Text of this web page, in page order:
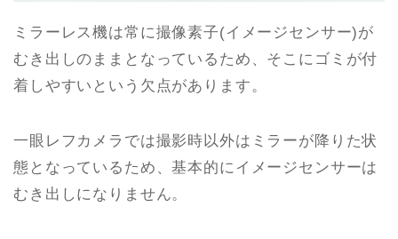
ミラーレス機は常に撮像素子(イメージセンサー)が
むき出しのままとなっているため、そこにゴミが付
着しやすいという欠点があります。
一眼レフカメラでは撮影時以外はミラーが降りた状
態となっているため、基本的にイメージセンサーは
むき出しになりません。